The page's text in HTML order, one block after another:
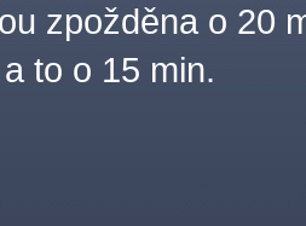
zpožděna o 20
to o 15 min.